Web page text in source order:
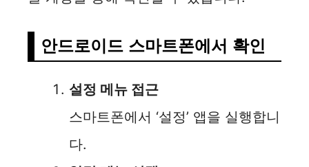
안드로이드 스마트폰에서 확인
설정 메뉴 접근
스마트폰에서 ‘설정’ 앱을 실행합니
다.